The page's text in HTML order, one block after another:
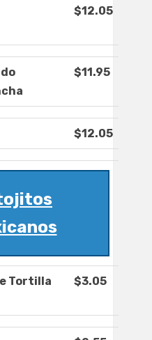
$12.05
$11.95
$12.05
Tortilla
$3.05